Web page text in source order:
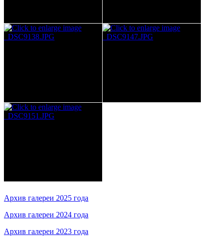
Архив галереи 2025 года
Архив галереи 2024 года
Архив галереи 2023 года